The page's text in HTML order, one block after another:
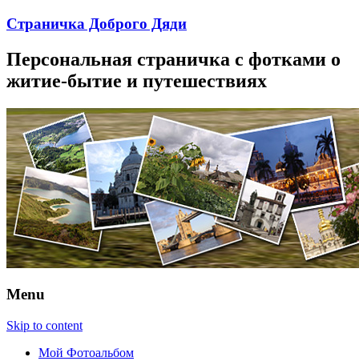
Страничка Доброго Дяди
Персональная страничка с фотками о
житие-бытие и путешествиях
Menu
Skip to content
Мой Фотоальбом